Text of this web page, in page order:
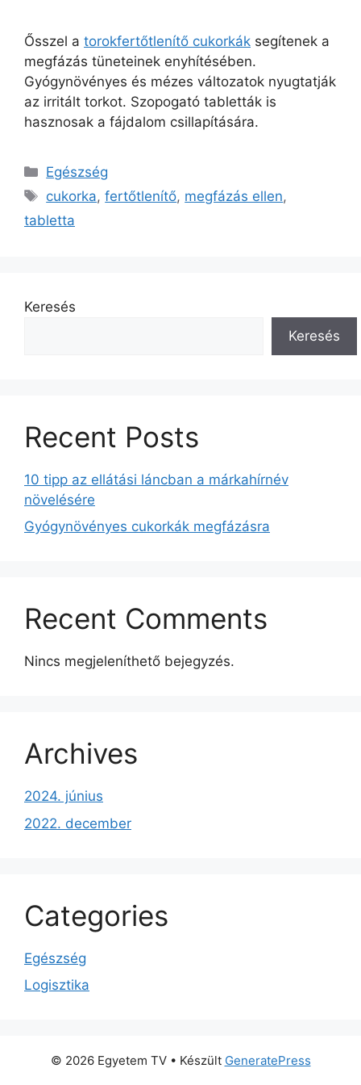
Ősszel a torokfertőtlenítő cukorkák segítenek a
megfázás tüneteinek enyhítésében.
Gyógynövényes és mézes változatok nyugtatják
az irritált torkot. Szopogató tabletták is
hasznosak a fájdalom csillapítására.
Kategória
Egészség
Címkék
cukorka,fertőtlenítő, megfázás ellen,
tabletta
Keresés
Keresés
Recent Posts
10 tipp az ellátási láncban a márkahírnév
növelésére
Gyógynövényes cukorkák megfázásra
Recent Comments
Nincs megjeleníthető bejegyzés.
Archives
2024. június
2022. december
Categories
Egészség
Logisztika
© 2026 Egyetem TV• Készült GeneratePress